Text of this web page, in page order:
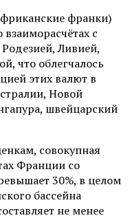
франки)
взаиморасчётах с
Ливией,
что облегчалось
этих валют в
Новой
швейцарский
совокупная
Франции со
30%, в целом
бассейна
не менее